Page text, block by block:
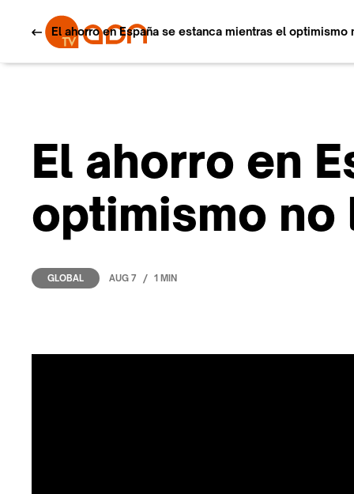
El ahorro en España se estanca mientras el
El ahorro en
optimismo no
GLOBAL AUG 7 / 1 MIN